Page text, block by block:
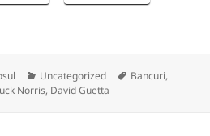
Categories
Uncategorized Tags
Bancuri,
Norris, David Guetta